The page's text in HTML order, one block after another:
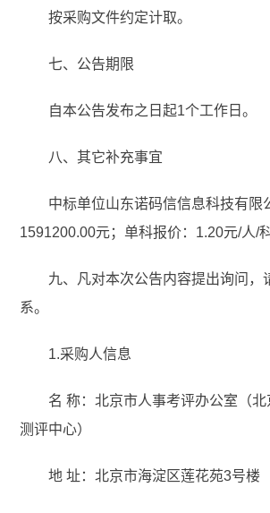
按采购文件约定计取。
七、公告期限
自本公告发布之日起1个工作日。
八、其它补充事宜
中标单位山东诺码信信息科技有限
1591200.00元；单科报价：1.20元/人/科
九、凡对本次公告内容提出询问，
系。
1.采购人信息
名 称：北京市人事考评办公室（
测评中心）
地 址：北京市海淀区莲花苑3号楼